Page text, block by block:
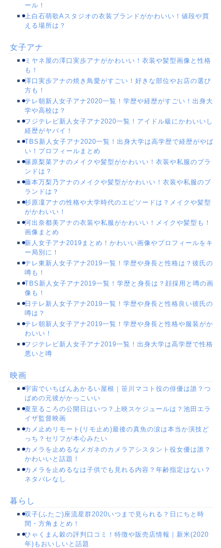
ール！
上白石萌歌Aスタジオの衣装ブランドがかわいい！値段や買
える場所は？
女子アナ
ミヤネ屋の澤口実歩アナがかわいい！衣装や髪型画像と性格
も！
澤口実歩アナの焼き鳥愛がすごい！好きな部位やお店の選び
方も！
テレ朝新人女子アナ2020一覧！学歴や経歴がすごい！出身大
学や高校は？
フジテレビ新人女子アナ2020一覧！アイドル級にかわいいし
経歴がヤバイ！
TBS新人女子アナ2020一覧！出身大学は高学歴で経歴がやば
い！プロフィールまとめ
篠原梨菜アナのメイクや髪型がかわいい！衣装や私服のブラ
ンドは？
藤本万梨乃アナのメイクや髪型がかわいい！衣装や私服のブ
ランドは？
杉原凜アナの性格や大学時代のエピソードは？メイクや髪型
がかわいい！
河出奈都美アナの衣装や私服がかわいい！メイクや髪型も！
画像まとめ
新人女子アナ2019まとめ！かわいい画像やプロフィールをキ
ー局別に！
テレ東新人女子アナ2019一覧！学歴や身長と性格は？彼氏の
噂も！
TBS新人女子アナ2019一覧！学歴と身長は？顔採用と噂の画
像も！
日テレ新人女子アナ2019一覧！学歴や身長と性格良い彼氏の
噂は？
テレ朝新人女子アナ2019一覧！学歴や身長と性格や服装がか
わいい！
フジテレビ新人女子アナ2019一覧！出身大学は高学歴で性格
悪いと噂
映画
宇宙でいちばんあかるい屋根｜笹川マコト役の俳優は誰？つ
ばめの元彼がかっこいい
夏至るころの公開日はいつ？上映スケジュールは？池田エラ
イザ監督映画
カメ止めリモート(リモ止め)最後の真魚の涙は本当か演技ど
っち？セリフが本心みたい
カメラを止めるなメガネのカメラアシスタント役女優は誰？
かわいいと話題！
カメラを止めるなは子供でも見れる内容？年齢指定はない？
ネタバレなし
暮らし
双子(ふたご)座流星群2020いつまで見られる？日にちと時
間・方角まとめ！
ひゃくまん穀の評判口コミ！特徴や販売店情報｜新米(2020
年)もおいしいと話題